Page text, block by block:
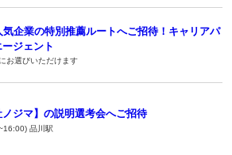
気企業の特別推薦ルートへご招待！キャリアパ
ジェント
お選びいただけます
ノジマ】の説明選考会へご招待
品川駅